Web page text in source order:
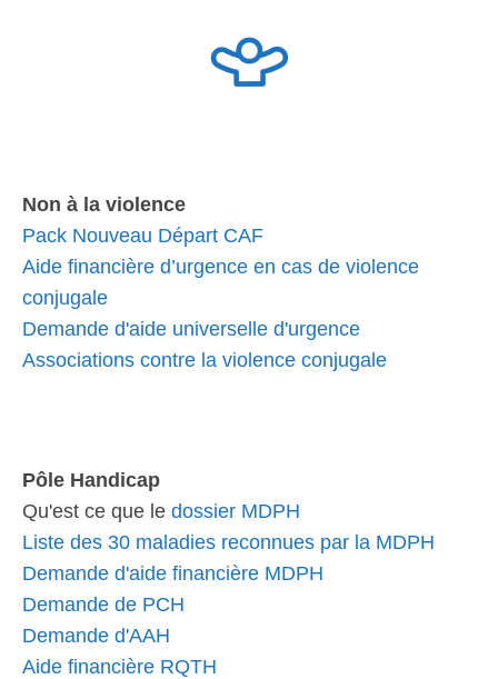
Non à la violence
Pack Nouveau Départ CAF
Aide financière d’urgence en cas de violence
conjugale
Demande d'aide universelle d'urgence
Associations contre la violence conjugale
Pôle Handicap
Qu'est ce que le dossier MDPH
Liste des 30 maladies reconnues par la MDPH
Demande d'aide financière MDPH
Demande de PCH
Demande d'AAH
Aide financière RQTH